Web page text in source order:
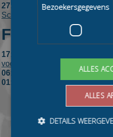
27:
Mettie de Vegt vervangt
Schaatsteamdrenthe
Februari 2020
17:
Cupwinnares Arianna
voor Schaatsteamdrenthe
06:
Ook Rixt Hoogland kiest
01:
Fenna Zandstra naar
Bezoekersgegevens
ALLES
ALLES
DETAILS